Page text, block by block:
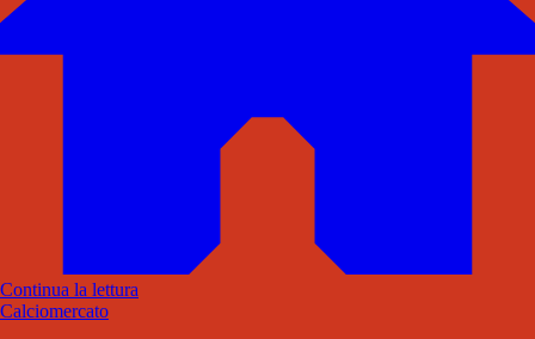
Continua la lettura
Calciomercato